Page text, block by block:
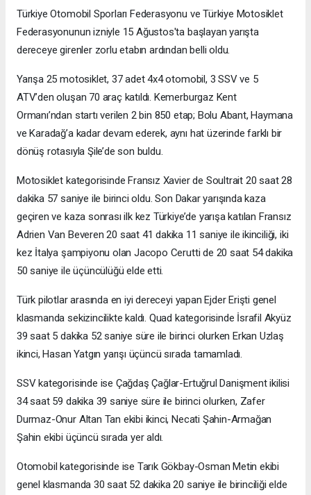
Türkiye Otomobil Sporları Federasyonu ve Türkiye Motosiklet
Federasyonunun izniyle 15 Ağustos'ta başlayan yarışta
dereceye girenler zorlu etabın ardından belli oldu.
Yarışa 25 motosiklet, 37 adet 4x4 otomobil, 3 SSV ve 5
ATV’den oluşan 70 araç katıldı. Kemerburgaz Kent
Ormanı’ndan startı verilen 2 bin 850 etap; Bolu Abant, Haymana
ve Karadağ’a kadar devam ederek, aynı hat üzerinde farklı bir
dönüş rotasıyla Şile’de son buldu.
Motosiklet kategorisinde Fransız Xavier de Soultrait 20 saat 28
dakika 57 saniye ile birinci oldu. Son Dakar yarışında kaza
geçiren ve kaza sonrası ilk kez Türkiye’de yarışa katılan Fransız
Adrien Van Beveren 20 saat 41 dakika 11 saniye ile ikinciliği, iki
kez İtalya şampiyonu olan Jacopo Cerutti de 20 saat 54 dakika
50 saniye ile üçüncülüğü elde etti.
Türk pilotlar arasında en iyi dereceyi yapan Ejder Erişti genel
klasmanda sekizincilikte kaldı. Quad kategorisinde İsrafil Akyüz
39 saat 5 dakika 52 saniye süre ile birinci olurken Erkan Uzlaş
ikinci, Hasan Yatgın yarışı üçüncü sırada tamamladı.
SSV kategorisinde ise Çağdaş Çağlar-Ertuğrul Danişment ikilisi
34 saat 59 dakika 39 saniye süre ile birinci olurken, Zafer
Durmaz-Onur Altan Tan ekibi ikinci, Necati Şahin-Armağan
Şahin ekibi üçüncü sırada yer aldı.
Otomobil kategorisinde ise Tarık Gökbay-Osman Metin ekibi
genel klasmanda 30 saat 52 dakika 20 saniye ile birinciliği elde